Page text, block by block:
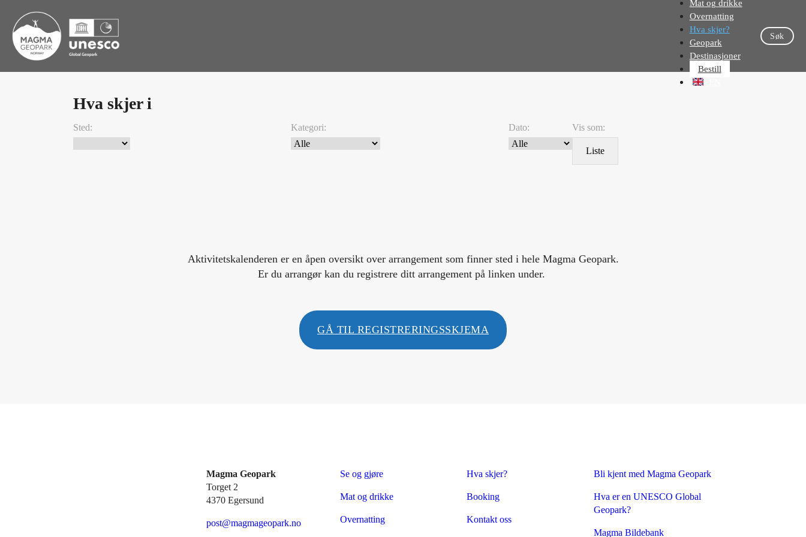
Mat og drikke
Overnatting
Hva skjer?
Geopark
Destinasjoner
Bestill
Søk
Hva skjer i
Sted: Kategori: Dato: Vis som:
Liste
Aktivitetskalenderen er en åpen oversikt over arrangement som finner sted i hele Magma Geopark.
Er du arrangør kan du registrere ditt arrangement på linken under.
GÅ TIL REGISTRERINGSSKJEMA
Magma Geopark
Torget 2
4370 Egersund
post@magmageopark.no
Se og gjøre
Mat og drikke
Overnatting
Hva skjer?
Booking
Kontakt oss
Bli kjent med Magma Geopark
Hva er en UNESCO Global
Geopark?
Magma Bildebank